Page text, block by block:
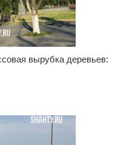
вырубка деревьев: